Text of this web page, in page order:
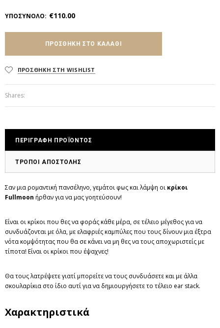
ΥΠΟΣΥΝΟΛΟ: €110.00
ΠΡΟΣΘΗΚΗ ΣΤΗ WISHLIST
Shares:
ΠΕΡΙΓΡΑΦΗ ΠΡΟΪΟΝΤΟΣ
ΤΡΟΠΟΙ ΑΠΟΣΤΟΛΗΣ
Σαν μια ρομαντική πανσέληνο, γεμάτοι φως και λάμψη οι κρίκοι
Fullmoon ήρθαν για να μας γοητεύσουν!
Είναι οι κρίκοι που θες να φοράς κάθε μέρα, σε τέλειο μέγεθος για να
συνδυάζονται με όλα, με ελαφριές καμπύλες που τους δίνουν μια έξτρα
νότα κομψότητας που θα σε κάνει να μη θες να τους αποχωριστείς με
τίποτα! Είναι οι κρίκοι που έψαχνες!
Θα τουςλατρέψετε γιατί μπορείτε να τους συνδυάσετε και με άλλα
σκουλαρίκια στο ίδιο αυτί για να δημιουργήσετε το τέλειο ear stack.
Χαρακτηριστικά